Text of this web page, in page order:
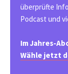
überprüfte
Podcast und
Im Jahres-
Wähle jetzt